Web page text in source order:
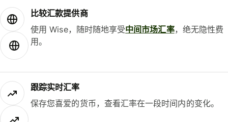
比较汇款提供商
使用 Wise，随时随地享受中间市场汇率，绝无隐性费
用。
跟踪实时汇率
保存您喜爱的货币，查看汇率在一段时间内的变化。